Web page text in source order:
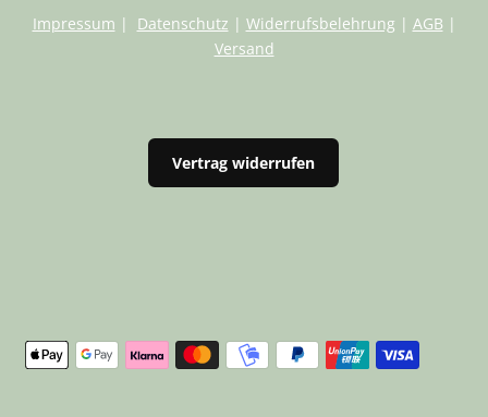
Impressum | Datenschutz | Widerrufsbelehrung | AGB |
Versand
Vertrag widerrufen